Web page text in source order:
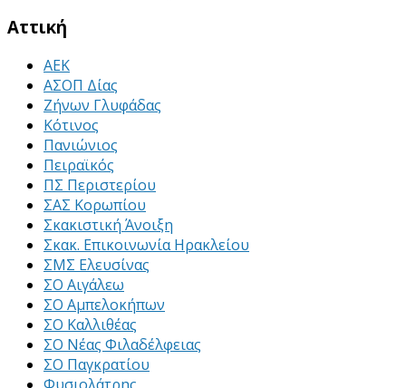
Αττική
ΑΕΚ
ΑΣΟΠ Δίας
Ζήνων Γλυφάδας
Κότινος
Πανιώνιος
Πειραϊκός
ΠΣ Περιστερίου
ΣΑΣ Κορωπίου
Σκακιστική Άνοιξη
Σκακ. Επικοινωνία Ηρακλείου
ΣΜΣ Ελευσίνας
ΣΟ Αιγάλεω
ΣΟ Αμπελοκήπων
ΣΟ Καλλιθέας
ΣΟ Νέας Φιλαδέλφειας
ΣΟ Παγκρατίου